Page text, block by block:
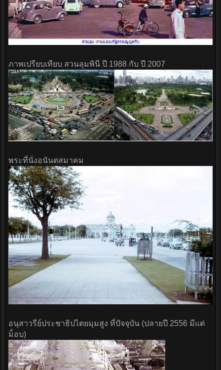
ภาพเปรียบเทียบ สวนลุมพินี ปี 1988 กับ ปี 2007
พระที่นั่งอนันตสมาคม
อนุสาวรีย์ประชาธิปไตยมุมสูง ที่ปัจจุบัน (ปลายปี 2556 มีแต่
ม็อบ)